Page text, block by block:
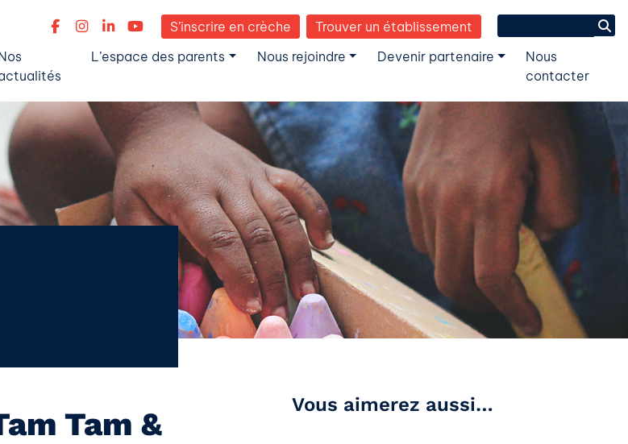
S’inscrire en crèche Trouver un établissement
L’espace des parents Nous rejoindre Devenir partenaire
Nous
contacter
Tam &
Vous aimerez aussi…